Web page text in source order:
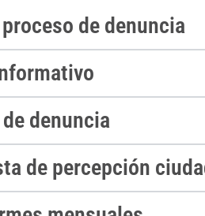
de denuncia
denuncia
de percepción